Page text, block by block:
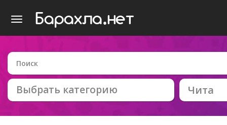
Выбрать категорию Чита